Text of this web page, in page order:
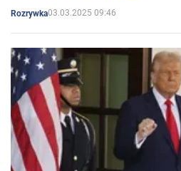
Rozrywka03.03.2025 09:46